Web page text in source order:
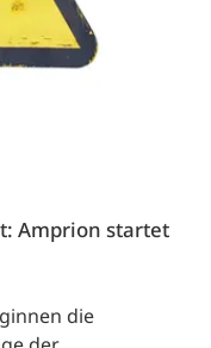
Amprion startet
die